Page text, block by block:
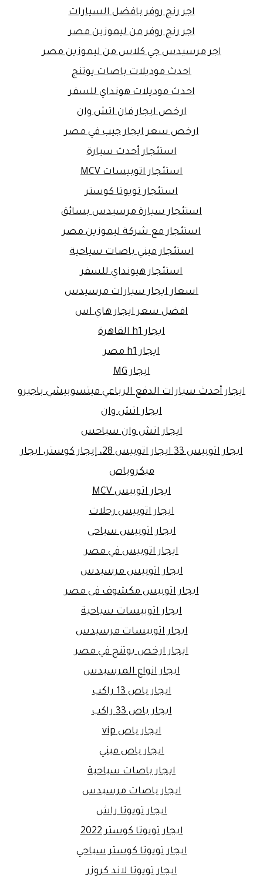
اجر رنج روفر بافضل السيارات
اجر رنج روفر من ليموزين مصر
اجر مرسيدس جي كلاس من ليموزين مصر
احدث موديلات باصات يوتنج
احدث موديلات هونداي للسفر
ارخص ايجار فان اتش وان
ارخص سعر ايجار جيب في مصر
استئجار أحدث سيارة
استئجار اتوبيسات MCV
استئجار تويوتا كوستر
استئجار سيارة مرسيدس بسائق
استئجار مع شركة ليموزين مصر
استئجار ميني باصات سياحية
استئجار هيونداي للسفر
اسعار ايجار سيارات مرسيدس
افضل سعر ايجار هاي اس
ايجار h1 القاهرة
ايجار h1 مصر
ايجار MG
ايجار أحدث سيارات الدفع الرباعي ميتسوبيشي باجيرو
ايجار اتش وان
ايجار اتش وان سياحس
ايجار اتوبيس 33 ايجار اتوبيس 28، إيجار كوستر، ايجار
ميكروباص
ايجار اتوبيس MCV
ايجار اتوبيس رحلات
ايجار اتوبيس سياحى
ايجار اتوبيس في مصر
ايجار اتوبيس مرسيدس
ايجار اتوبيس مكشوف فى مصر
ايجار اتوبيسات سياحية
ايجار اتوبيسات مرسيدس
ايجار ارخص يوتنج في مصر
ايجار انواع المرسيدس
ايجار باص 13 راكب
ايجار باص 33 راكب
ايجار باص vip
ايجار باص ميني
ايجار باصات سياحية
ايجار باصات مرسيدس
ايجار تويوتا راش
ايجار تويوتا كوستر 2022
ايجار تويوتا كوستر سياحي
ايجار تويوتا لاند كروزر